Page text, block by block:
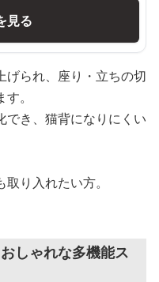
見る
げられ、座り・立ちの切
。
でき、猫背になりにくい
取り入れたい方。
しゃれな多機能ス